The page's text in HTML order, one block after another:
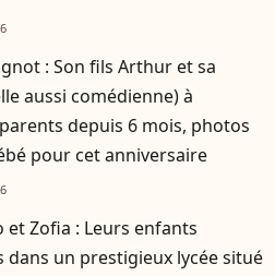
: Son fils Arthur et sa
aussi comédienne) à
depuis 6 mois, photos
pour cet anniversaire
et Zofia : Leurs enfants
dans un prestigieux lycée situé